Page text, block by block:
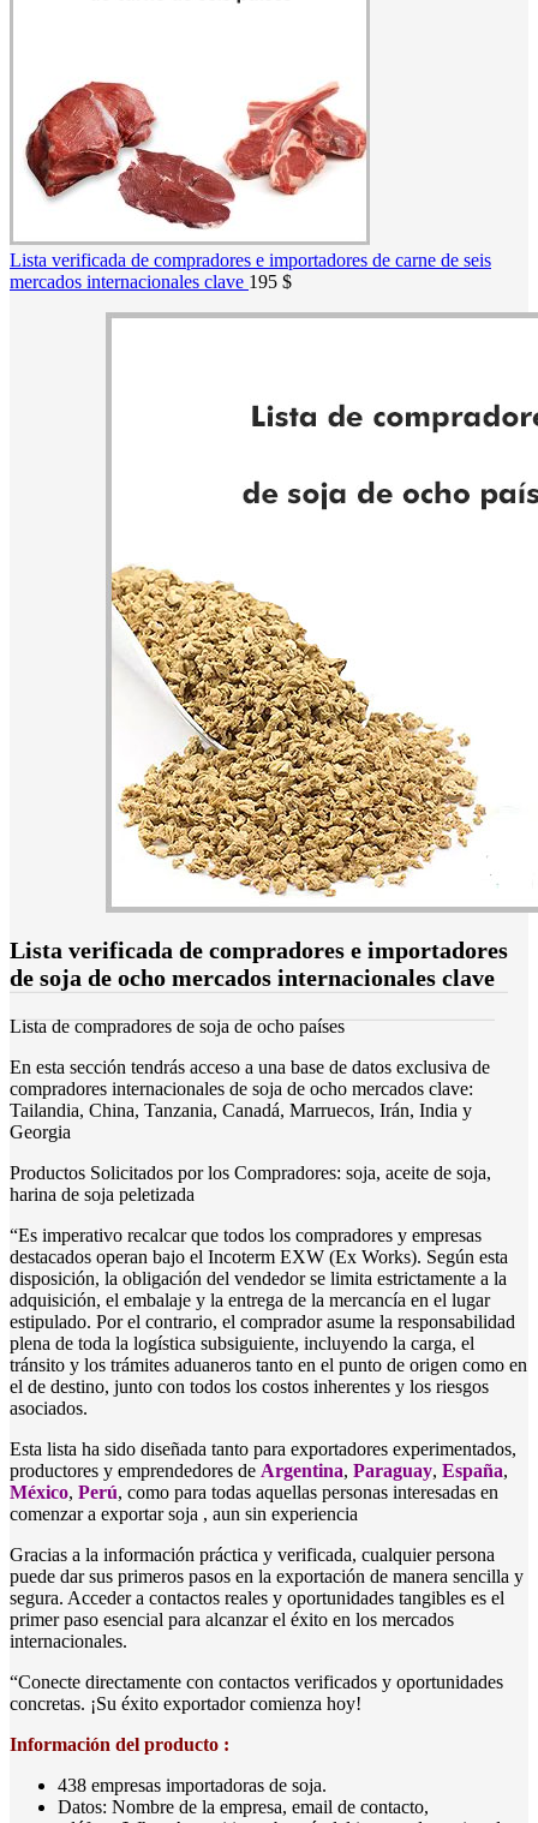
Lista verificada de compradores e importadores de carne de seis
mercados internacionales clave 195 $
Lista verificada de compradores e importadores
de soja de ocho mercados internacionales clave
Lista de compradores de soja de ocho países
En esta sección tendrás acceso a una base de datos exclusiva de
compradores internacionales de soja de ocho mercados clave:
Tailandia, China, Tanzania, Canadá, Marruecos, Irán, India y
Georgia
Productos Solicitados por los Compradores: soja, aceite de soja,
harina de soja peletizada
“Es imperativo recalcar que todos los compradores y empresas
destacados operan bajo el Incoterm EXW (Ex Works). Según esta
disposición, la obligación del vendedor se limita estrictamente a la
adquisición, el embalaje y la entrega de la mercancía en el lugar
estipulado. Por el contrario, el comprador asume la responsabilidad
plena de toda la logística subsiguiente, incluyendo la carga, el
tránsito y los trámites aduaneros tanto en el punto de origen como en
el de destino, junto con todos los costos inherentes y los riesgos
asociados.
Esta lista ha sido diseñada tanto para exportadores experimentados,
productores y emprendedores de Argentina, Paraguay, España,
México, Perú, como para todas aquellas personas interesadas en
comenzar a exportar soja , aun sin experiencia
Gracias a la información práctica y verificada, cualquier persona
puede dar sus primeros pasos en la exportación de manera sencilla y
segura. Acceder a contactos reales y oportunidades tangibles es el
primer paso esencial para alcanzar el éxito en los mercados
internacionales.
“Conecte directamente con contactos verificados y oportunidades
concretas. ¡Su éxito exportador comienza hoy!
Información del producto :
438 empresas importadoras de soja.
Datos: Nombre de la empresa, email de contacto,